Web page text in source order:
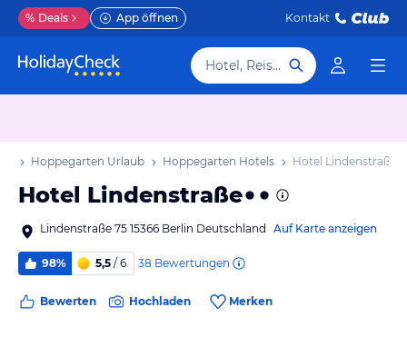
% Deals App öffnen Kontakt
Hotel, Reiseziel
Hoppegarten Urlaub Hoppegarten Hotels Hotel Lindenstraße
Hotel Lindenstraße
Lindenstraße 75 15366 Berlin Deutschland Auf Karte anzeigen
98% 5,5 / 6 38 Bewertungen
Bewerten Hochladen Merken